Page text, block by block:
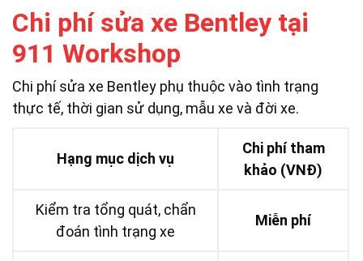
Chi phí sửa xe Bentley tại
911 Workshop
Chi phí sửa xe Bentley phụ thuộc vào tình trạng
thực tế, thời gian sử dụng, mẫu xe và đời xe.
Hạng mục dịch vụ
Chi phí tham
khảo (VNĐ)
Kiểm tra tổng quát, chẩn
đoán tình trạng xe
Miễn phí